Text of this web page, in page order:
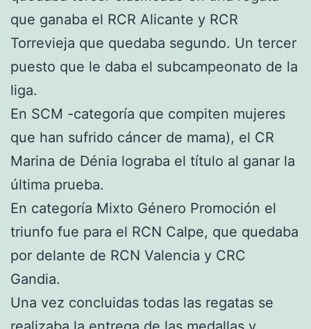
que ganaba el RCR Alicante y RCR
Torrevieja que quedaba segundo. Un tercer
puesto que le daba el subcampeonato de la
liga.
En SCM -categoría que compiten mujeres
que han sufrido cáncer de mama), el CR
Marina de Dénia lograba el título al ganar la
última prueba.
En categoría Mixto Género Promoción el
triunfo fue para el RCN Calpe, que quedaba
por delante de RCN Valencia y CRC
Gandia.
Una vez concluidas todas las regatas se